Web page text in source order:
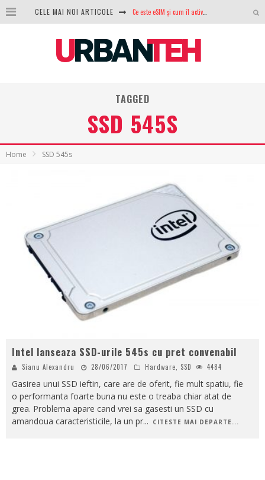
CELE MAI NOI ARTICOLE
NVIDIA avertizează: memoria RAM și SSD-urile ar putea deveni și mai scumpe în perioada următoare
TAGGED
SSD 545S
Home SSD 545s
Intel lanseaza SSD-urile 545s cu pret convenabil
Sianu Alexandru 28/06/2017 Hardware, SSD 4484
Gasirea unui SSD ieftin, care are de oferit, fie mult spatiu, fie
o performanta foarte buna nu este o treaba chiar atat de
grea. Problema apare cand vrei sa gasesti un SSD cu
amandoua caracteristicile, la un pr... CITESTE MAI DEPARTE...